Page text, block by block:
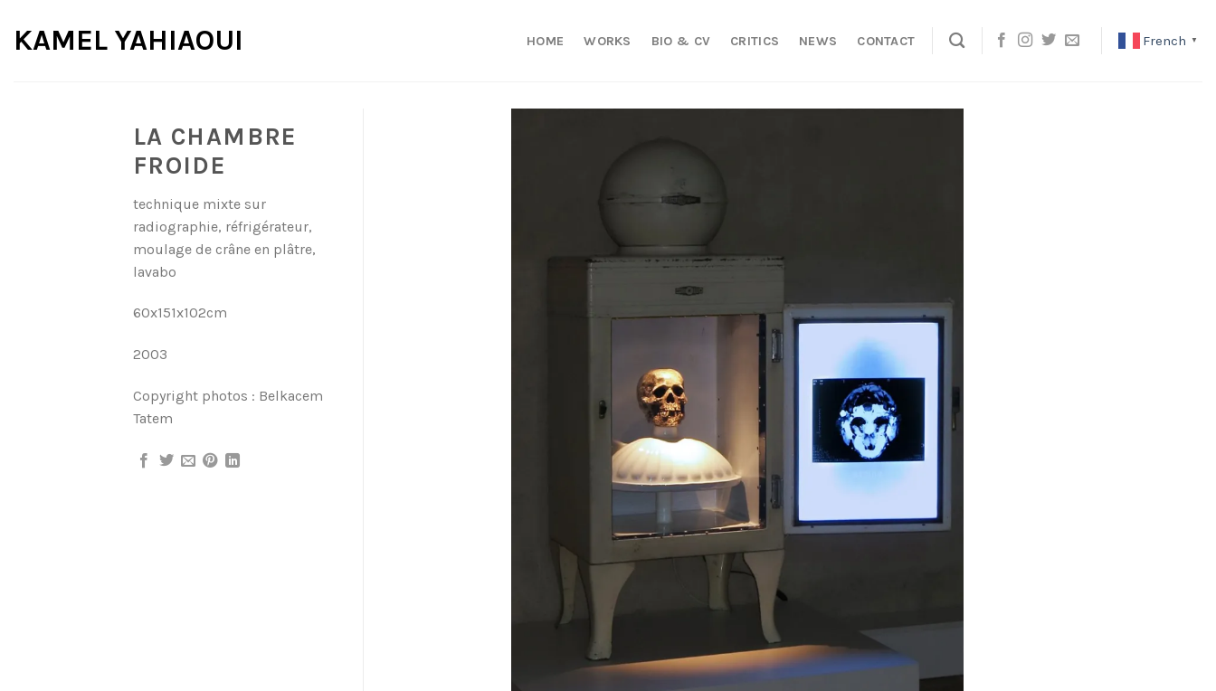
content
KAMEL YAHIAOUI HOME WORKS BIO & CV CRITICS NEWS CONTACT French ▼
LA CHAMBRE
FROIDE
technique mixte sur
radiographie, réfrigérateur,
moulage de crâne en plâtre,
lavabo
60x151x102cm
2003
Copyright photos : Belkacem
Tatem